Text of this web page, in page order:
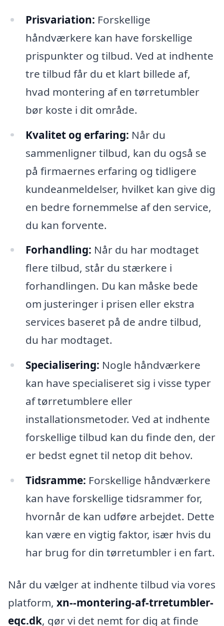
Prisvariation: Forskellige
håndværkere kan have forskellige
prispunkter og tilbud. Ved at indhente
tre tilbud får du et klart billede af,
hvad montering af en tørretumbler
bør koste i dit område.
Kvalitet og erfaring: Når du
sammenligner tilbud, kan du også se
på firmaernes erfaring og tidligere
kundeanmeldelser, hvilket kan give dig
en bedre fornemmelse af den service,
du kan forvente.
Forhandling: Når du har modtaget
flere tilbud, står du stærkere i
forhandlingen. Du kan måske bede
om justeringer i prisen eller ekstra
services baseret på de andre tilbud,
du har modtaget.
Specialisering: Nogle håndværkere
kan have specialiseret sig i visse typer
af tørretumblere eller
installationsmetoder. Ved at indhente
forskellige tilbud kan du finde den, der
er bedst egnet til netop dit behov.
Tidsramme: Forskellige håndværkere
kan have forskellige tidsrammer for,
hvornår de kan udføre arbejdet. Dette
kan være en vigtig faktor, især hvis du
har brug for din tørretumbler i en fart.
Når du vælger at indhente tilbud via vores
platform, xn--montering-af-trretumbler-
eqc.dk, gør vi det nemt for dig at finde